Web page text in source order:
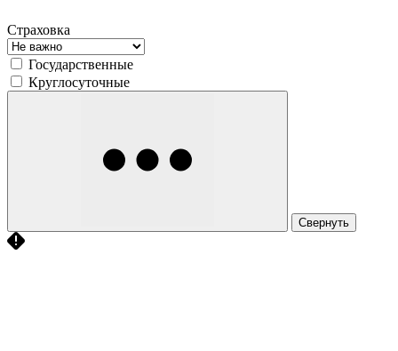
Страховка
Государственные
Круглосуточные
Свернуть